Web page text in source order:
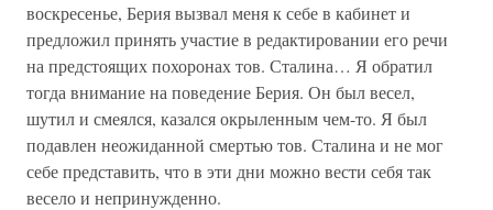
воскресенье, Берия вызвал меня к себе в кабинет и
предложил принять участие в редактировании его речи
на предстоящих похоронах тов. Сталина… Я обратил
тогда внимание на поведение Берия. Он был весел,
шутил и смеялся, казался окрыленным чем-то. Я был
подавлен неожиданной смертью тов. Сталина и не мог
себе представить, что в эти дни можно вести себя так
весело и непринужденно.